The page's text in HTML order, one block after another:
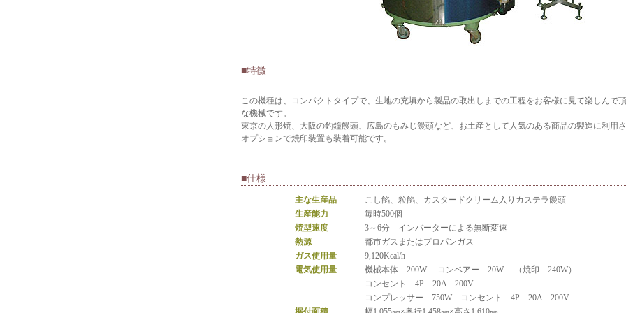
■特徴
この機種は、コンパクトタイプで、生地の充填から製品の取出しまでの工程をお客様に見て楽しんで
な機械です。
東京の人形焼、大阪の釣鐘饅頭、広島のもみじ饅頭など、お土産として人気のある商品の製造に利用さ
オプションで焼印装置も装着可能です。
■仕様
主な生産品
こし餡、粒餡、カスタードクリーム入りカステラ饅頭
生産能力
毎時500個
焼型速度
3～6分 インバーターによる無断変速
熱源
都市ガスまたはプロパンガス
ガス使用量
9,120Kcal/h
電気使用量
機械本体 200W コンベアー 20W （焼印 240W）
コンセント 4P 20A 200V
コンプレッサー 750W コンセント 4P 20A 200V